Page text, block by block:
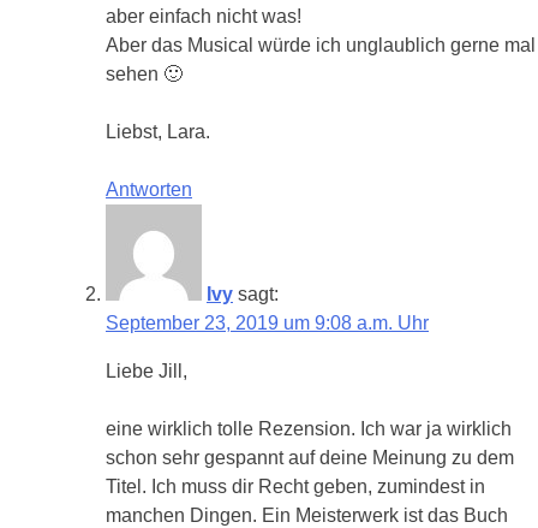
aber einfach nicht was!
Aber das Musical würde ich unglaublich gerne mal
sehen 🙂
Liebst, Lara.
Antworten
Ivy sagt:
September 23, 2019 um 9:08 a.m. Uhr
Liebe Jill,
eine wirklich tolle Rezension. Ich war ja wirklich
schon sehr gespannt auf deine Meinung zu dem
Titel. Ich muss dir Recht geben, zumindest in
manchen Dingen. Ein Meisterwerk ist das Buch